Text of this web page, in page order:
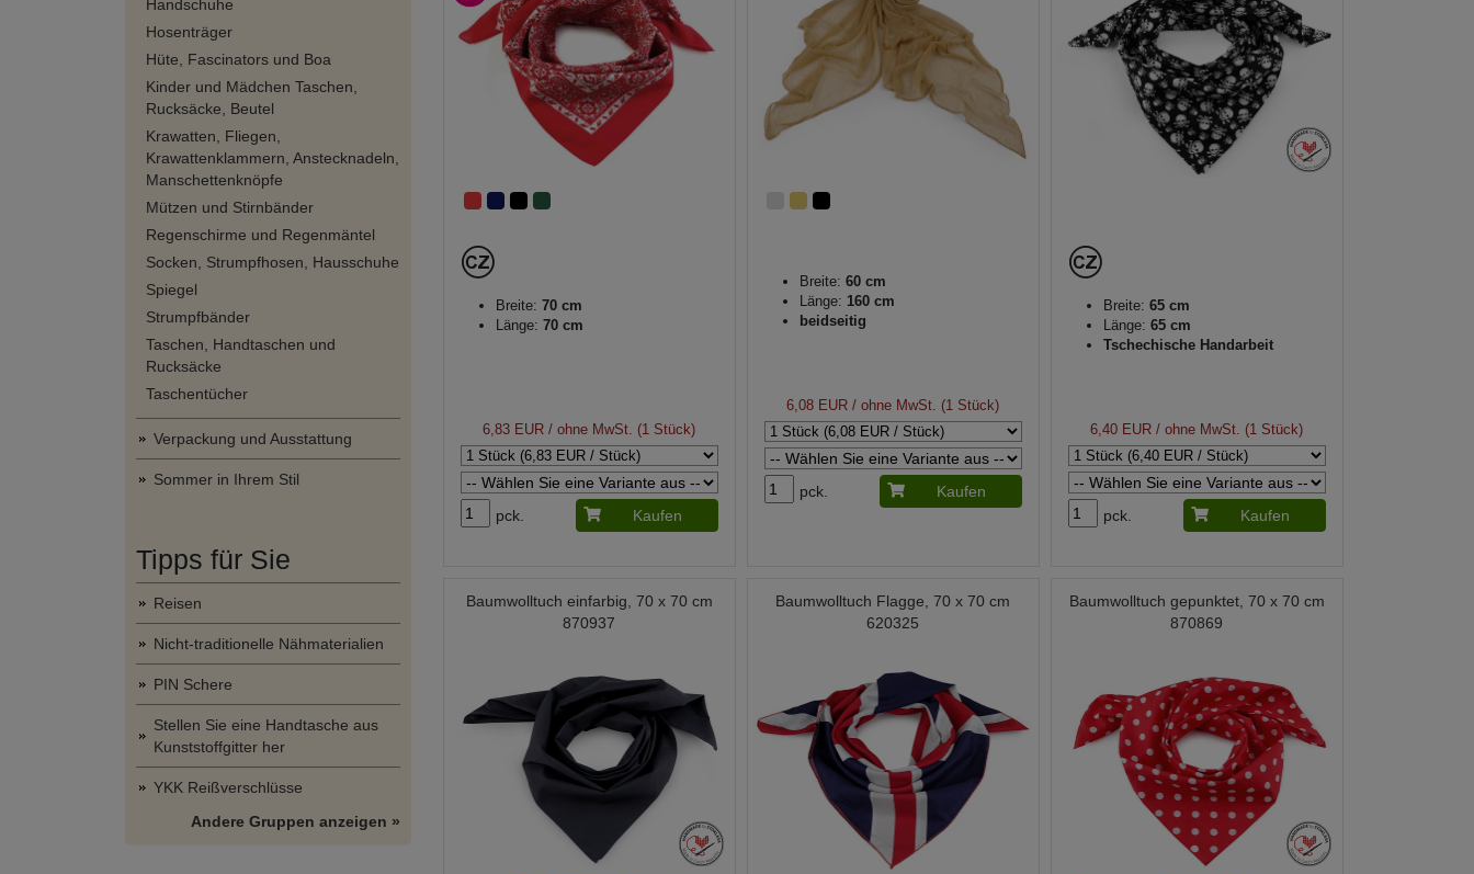
Handschuhe
Hosenträger
Hüte, Fascinators und Boa
Kinder und Mädchen Taschen,
Rucksäcke, Beutel
Krawatten, Fliegen,
Krawattenklammern, Anstecknadeln,
Manschettenknöpfe
Mützen und Stirnbänder
Regenschirme und Regenmäntel
Socken, Strumpfhosen, Hausschuhe
Spiegel
Strumpfbänder
Taschen, Handtaschen und
Rucksäcke
Taschentücher
Verpackung und Ausstattung
Sommer in Ihrem Stil
Tipps für Sie
Reisen
Nicht-traditionelle Nähmaterialien
PIN Schere
Stellen Sie eine Handtasche aus
Kunststoffgitter her
YKK Reißverschlüsse
Andere Gruppen anzeigen »
Breite: 70 cm
Länge: 70 cm
6,83 EUR / ohne MwSt. (1 Stück)
pck. Kaufen
Breite: 60 cm
Länge: 160 cm
beidseitig
6,08 EUR / ohne MwSt. (1 Stück)
pck. Kaufen
Breite: 65 cm
Länge: 65 cm
Tschechische Handarbeit
6,40 EUR / ohne MwSt. (1 Stück)
pck. Kaufen
Baumwolltuch einfarbig, 70 x 70 cm
870937
Baumwolltuch Flagge, 70 x 70 cm
620325
Baumwolltuch gepunktet, 70 x 70 cm
870869